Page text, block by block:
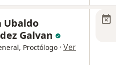
Ubaldo
Galvan
Proctólogo · Ver